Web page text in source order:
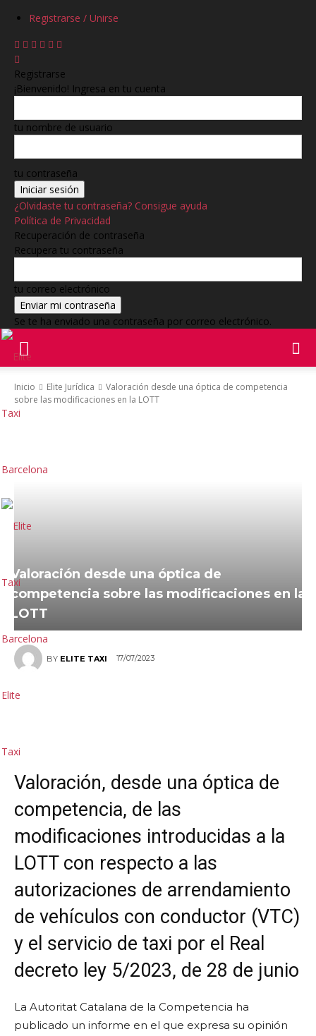
Registrarse / Unirse
Registrarse
¡Bienvenido! Ingresa en tu cuenta
tu nombre de usuario
tu contraseña
¿Olvidaste tu contraseña? Consigue ayuda
Política de Privacidad
Recuperación de contraseña
Recupera tu contraseña
tu correo electrónico
Se te ha enviado una contraseña por correo electrónico.
Elite
Taxi
Inicio Elite Jurídica
Valoración desde una óptica de competencia
sobre las modificaciones en la LOTT
Valoración desde una óptica de
competencia sobre las modificaciones en la
LOTT
BY ELITE TAXI 17/07/2023
Valoración, desde una óptica de
competencia, de las
modificaciones introducidas a la
LOTT con respecto a las
autorizaciones de arrendamiento
de vehículos con conductor (VTC)
y el servicio de taxi por el Real
decreto ley 5/2023, de 28 de junio
La Autoritat Catalana de la Competencia ha
publicado un informe en el que expresa su opinión